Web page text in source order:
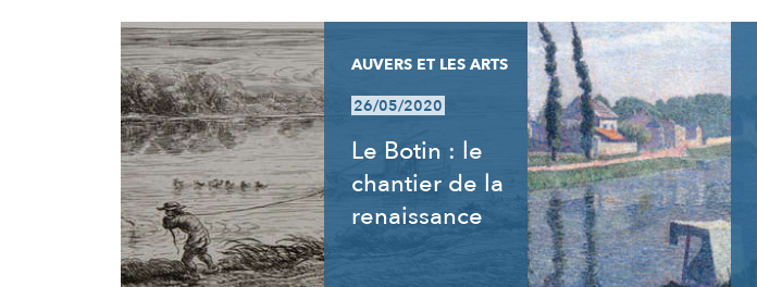
AUVERS ET LES ARTS
26/05/2020
Le Botin : le
chantier de la
renaissance